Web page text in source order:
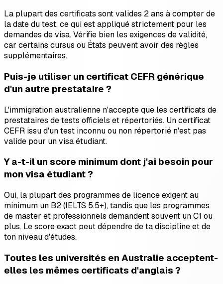
La plupart des certificats sont valides 2 ans à compter de
la date du test, ce qui est appliqué strictement pour les
demandes de visa. Vérifie bien les exigences de validité,
car certains cursus ou États peuvent avoir des règles
supplémentaires.
Puis-je utiliser un certificat CEFR générique
d'un autre prestataire ?
L'immigration australienne n'accepte que les certificats de
prestataires de tests officiels et répertoriés. Un certificat
CEFR issu d'un test inconnu ou non répertorié n'est pas
valide pour un visa étudiant.
Y a-t-il un score minimum dont j'ai besoin pour
mon visa étudiant ?
Oui, la plupart des programmes de licence exigent au
minimum un B2 (IELTS 5.5+), tandis que les programmes
de master et professionnels demandent souvent un C1 ou
plus. Le score exact peut dépendre de ta discipline et de
ton niveau d'études.
Toutes les universités en Australie acceptent-
elles les mêmes certificats d'anglais ?